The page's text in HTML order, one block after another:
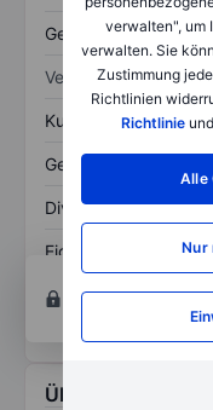
verwalten", um
verwalten. Sie
Zustimmung
Richtlinien
Richtlinie
Alle
Nur
Gesamtschulden
Verhältnisse
Kurs/Umsatz
Gewinn je Aktie
Dividende je Aktie
Eigenkapitalrendite
und Analyse-
Über Acerinox SA